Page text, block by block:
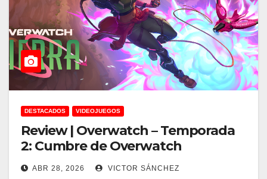
DESTACADOS VIDEOJUEGOS
Review | Overwatch – Temporada
2: Cumbre de Overwatch
ABR 28, 2026 VICTOR SÁNCHEZ